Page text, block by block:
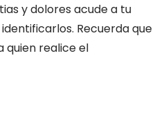
y dolores acude a tu
Recuerda que
quien realice el